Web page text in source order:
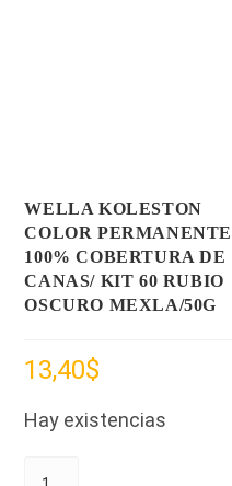
WELLA KOLESTON
COLOR PERMANENTE
100% COBERTURA DE
CANAS/ KIT 60 RUBIO
OSCURO MEXLA/50G
13,40$
Hay existencias